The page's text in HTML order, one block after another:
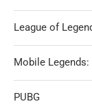
League of
Mobile Legends:
PUBG